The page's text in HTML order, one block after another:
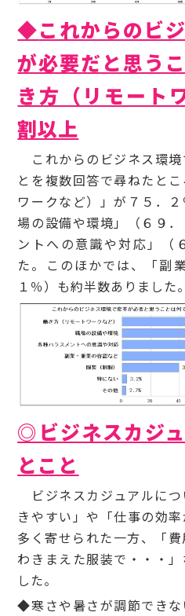
◆これからのビ
が必要だと思う
き方（リモート
割以上
これからのビジネス環
とを複数回答で尋ねたと
ワークなど）」が７５．
場の設備や環境」（６９
ントへの意識や対応」（
た。このほかでは、「副
１％）も約半数ありました。
◎ビジネスカジ
とこと
ビジネスカジュアルに
きやすい」や「仕事の効
多く寄せられた一方、「
わきまえた服装で・・・
した。
◆寒さや暑さが調節できな